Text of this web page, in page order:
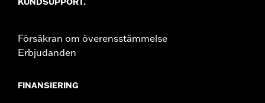
Försäkran om överensstämmelse
Erbjudanden
FINANSIERING